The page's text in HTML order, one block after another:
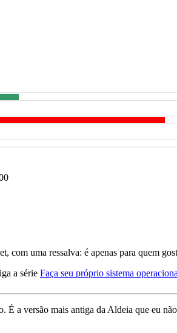
com uma ressalva: é apenas para quem
a série Faça seu próprio sistema
a versão mais antiga da Aldeia que eu